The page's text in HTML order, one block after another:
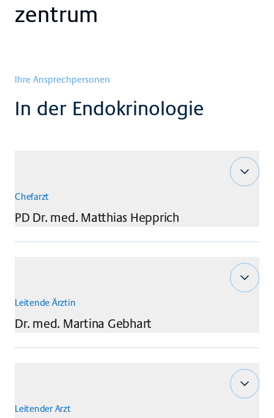
zen­trum
Ihre Ansprechpersonen
In der Endokrinologie
Chefarzt
PD Dr. med. Matthias Hepprich
Leitende Ärztin
Dr. med. Martina Gebhart
Leitender Arzt